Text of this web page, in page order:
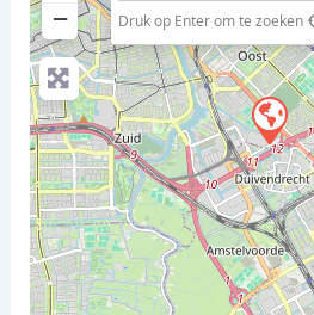
−
Druk op Enter om te zoeken